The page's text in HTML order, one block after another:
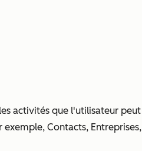
activités que l'utilisateur
exemple, Contacts,